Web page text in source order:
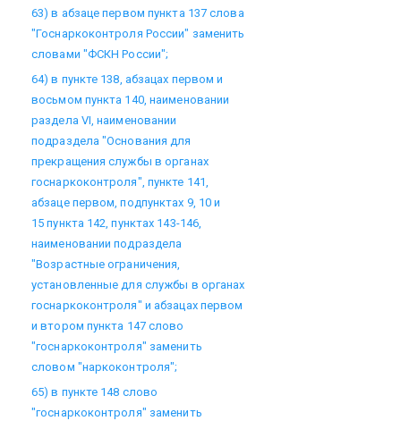
63) в абзаце первом пункта 137 слова
"Госнаркоконтроля России" заменить
словами "ФСКН России";
64) в пункте 138, абзацах первом и
восьмом пункта 140, наименовании
раздела VI, наименовании
подраздела "Основания для
прекращения службы в органах
госнаркоконтроля", пункте 141,
абзаце первом, подпунктах 9, 10 и
15 пункта 142, пунктах 143-146,
наименовании подраздела
"Возрастные ограничения,
установленные для службы в органах
госнаркоконтроля" и абзацах первом
и втором пункта 147 слово
"госнаркоконтроля" заменить
словом "наркоконтроля";
65) в пункте 148 слово
"госнаркоконтроля" заменить